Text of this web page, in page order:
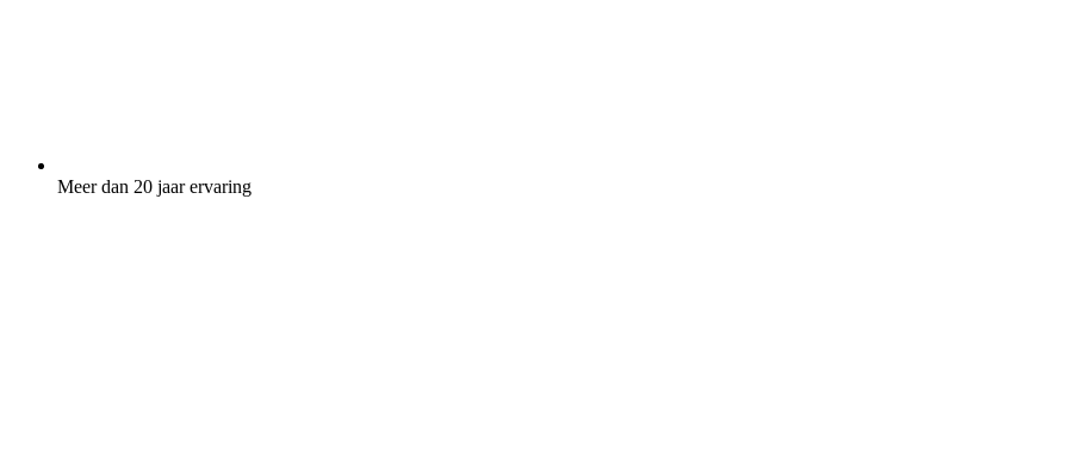
Meer dan 20 jaar ervaring